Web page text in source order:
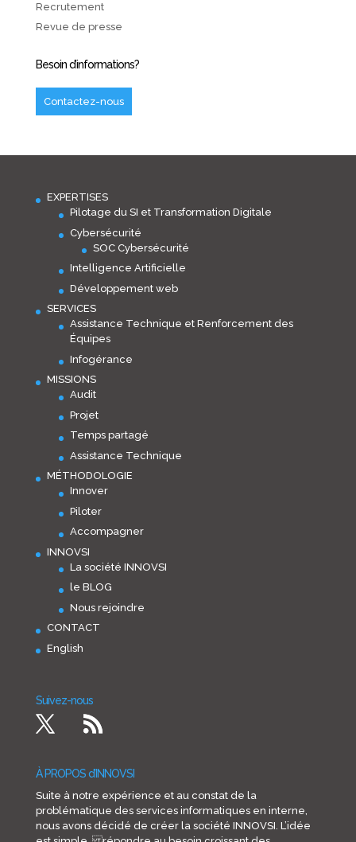
Recrutement
Revue de presse
Besoin d’informations?
Contactez-nous
EXPERTISES
Pilotage du SI et Transformation Digitale
Cybersécurité
SOC Cybersécurité
Intelligence Artificielle
Développement web
SERVICES
Assistance Technique et Renforcement des
Équipes
Infogérance
MISSIONS
Audit
Projet
Temps partagé
Assistance Technique
MÉTHODOLOGIE
Innover
Piloter
Accompagner
INNOVSI
La société INNOVSI
le BLOG
Nous rejoindre
CONTACT
English
Suivez-nous
À PROPOS d’INNOVSI
Suite à notre expérience et au constat de la
problématique des services informatiques en interne,
nous avons décidé de créer la société INNOVSI. L’idée